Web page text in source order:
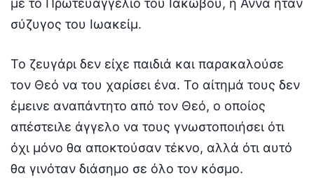
σύζυγος του Ιωακείμ.
Το ζευγάρι δεν είχε παιδιά και παρακαλούσε
τον Θεό να του χαρίσει ένα. Το αίτημά τους δεν
έμεινε αναπάντητο από τον Θεό, ο οποίος
απέστειλε άγγελο να τους γνωστοποιήσει ότι
όχι μόνο θα αποκτούσαν τέκνο, αλλά ότι αυτό
θα γινόταν διάσημο σε όλο τον κόσμο.